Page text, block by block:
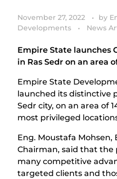
November 27, 2022 by
Developments
News
Empire State launches
in Ras Sedr on an area
Empire State
launched its distinctive
Sedr city, on an area of
most privileged
Eng. Moustafa Mohsen,
Chairman, said that the
many competitive
targeted clients and